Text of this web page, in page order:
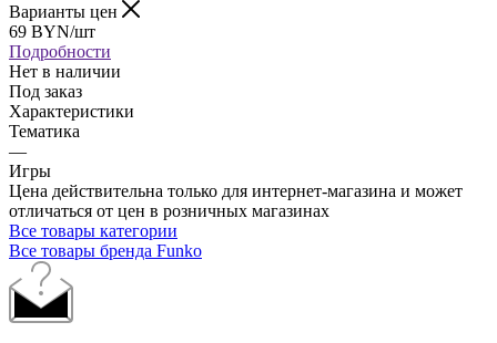
Варианты цен
69 BYN/шт
Подробности
Нет в наличии
Под заказ
Характеристики
Тематика
—
Игры
Цена действительна только для интернет-магазина и может
отличаться от цен в розничных магазинах
Все товары категории
Все товары бренда Funko